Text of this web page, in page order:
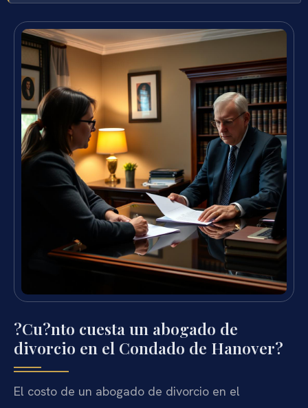
?Cu?nto cuesta un abogado de
divorcio en el Condado de Hanover?
El costo de un abogado de divorcio en el